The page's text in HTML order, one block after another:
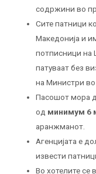
содржини во
Сите патници
Македонија и
потписници на
патуваат без
на Министри во
Пасошот мора
од минимум 6
аранжманот.
Агенцијата е
извести
Во хотелите се